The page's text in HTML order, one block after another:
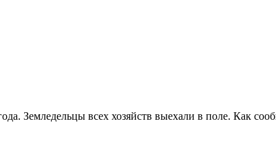
Земледельцы всех хозяйств выехали в поле. Как